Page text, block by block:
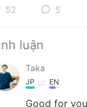
52 5
luận
Taka
JP EN
Good for